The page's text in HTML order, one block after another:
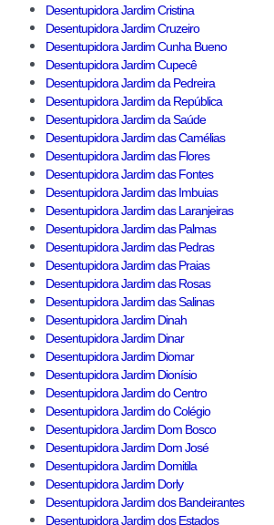
Desentupidora Jardim Cristina
Desentupidora Jardim Cruzeiro
Desentupidora Jardim Cunha Bueno
Desentupidora Jardim Cupecê
Desentupidora Jardim da Pedreira
Desentupidora Jardim da República
Desentupidora Jardim da Saúde
Desentupidora Jardim das Camélias
Desentupidora Jardim das Flores
Desentupidora Jardim das Fontes
Desentupidora Jardim das Imbuias
Desentupidora Jardim das Laranjeiras
Desentupidora Jardim das Palmas
Desentupidora Jardim das Pedras
Desentupidora Jardim das Praias
Desentupidora Jardim das Rosas
Desentupidora Jardim das Salinas
Desentupidora Jardim Dinah
Desentupidora Jardim Dinar
Desentupidora Jardim Diomar
Desentupidora Jardim Dionísio
Desentupidora Jardim do Centro
Desentupidora Jardim do Colégio
Desentupidora Jardim Dom Bosco
Desentupidora Jardim Dom José
Desentupidora Jardim Domitila
Desentupidora Jardim Dorly
Desentupidora Jardim dos Bandeirantes
Desentupidora Jardim dos Estados